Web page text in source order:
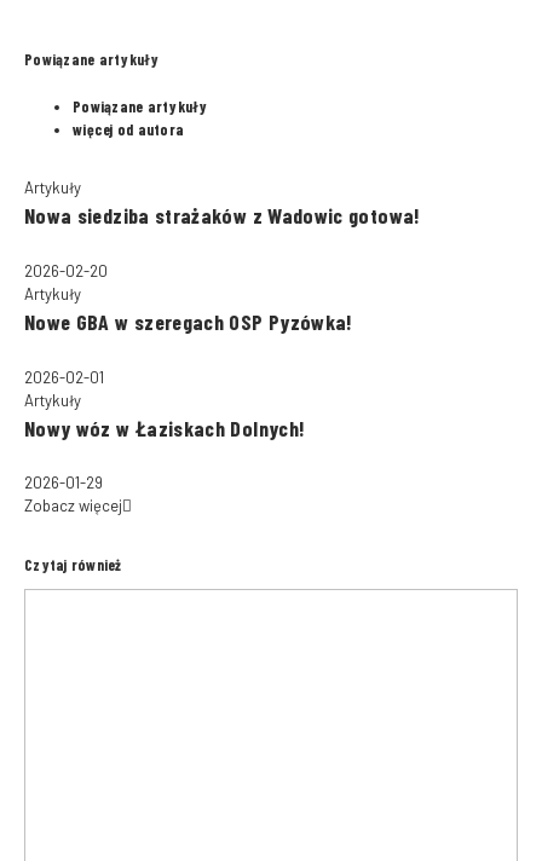
Powiązane artykuły
Powiązane artykuły
więcej od autora
Artykuły
Nowa siedziba strażaków z Wadowic gotowa!
2026-02-20
Artykuły
Nowe GBA w szeregach OSP Pyzówka!
2026-02-01
Artykuły
Nowy wóz w Łaziskach Dolnych!
2026-01-29
Zobacz więcej
Czytaj również